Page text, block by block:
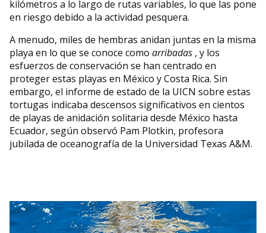
kilómetros a lo largo de rutas variables, lo que las pone
en riesgo debido a la actividad pesquera.
A menudo, miles de hembras anidan juntas en la misma
playa en lo que se conoce como arribadas , y los
esfuerzos de conservación se han centrado en
proteger estas playas en México y Costa Rica. Sin
embargo, el informe de estado de la UICN sobre estas
tortugas indicaba descensos significativos en cientos
de playas de anidación solitaria desde México hasta
Ecuador, según observó Pam Plotkin, profesora
jubilada de oceanografía de la Universidad Texas A&M.